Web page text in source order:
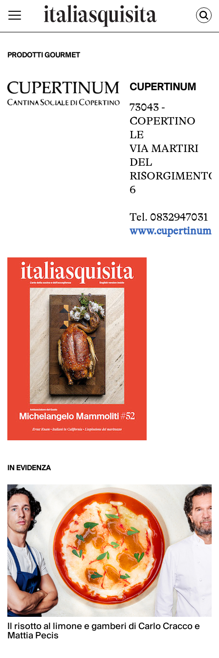
PRODOTTI GOURMET
CUPERTINUM
73043 -
COPERTINO
LE
VIA MARTIRI
DEL
RISORGIMENTO
6
Tel. 0832947031
IN EVIDENZA
Il risotto al limone e gamberi di Carlo Cracco e
Mattia Pecis